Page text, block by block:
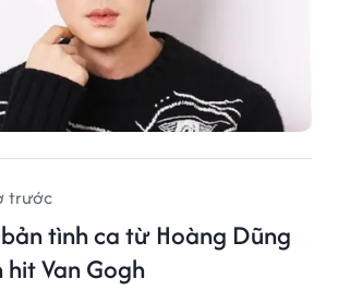
trước
tình ca từ Hoàng Dũng
Van Gogh